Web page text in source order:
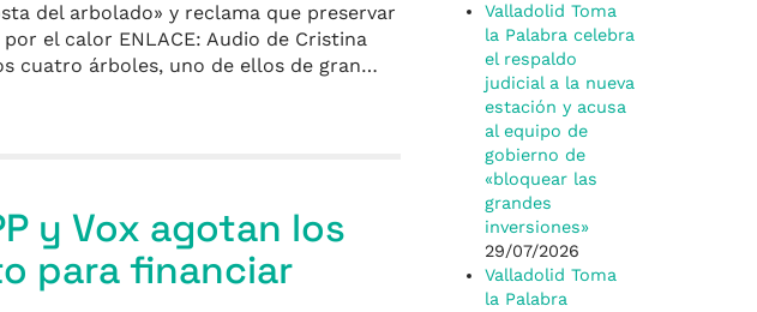
del arbolado» y reclama que preservar
el calor ENLACE: Audio de Cristina
cuatro árboles, uno de ellos de gran…
y Vox agotan los
para financiar
Valladolid Toma
la Palabra celebra
el respaldo
judicial a la nueva
estación y acusa
al equipo de
gobierno de
«bloquear las
grandes
inversiones»
29/07/2026
Valladolid Toma
la Palabra